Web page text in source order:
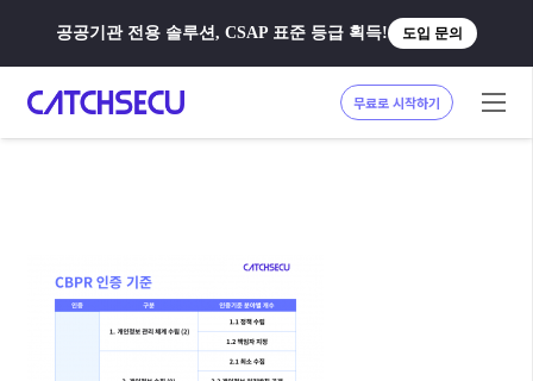
공공기관 전용 솔루션, CSAP 표준 등급 획득! 도입 문의
무료로 시작하기